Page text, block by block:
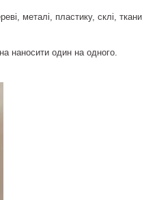
металі, пластику, склі,
наносити один на одного.